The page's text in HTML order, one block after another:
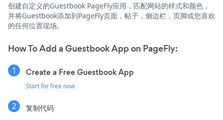
创建自定义的Guestbook PageFly应用，匹配网站的样式和颜色，
并将Guestbook添加到PageFly页面，帖子，侧边栏，页脚或您喜欢
的任何位置现场。
How To Add a Guestbook App on PageFly:
Create a Free Guestbook App
Start for free now
复制代码